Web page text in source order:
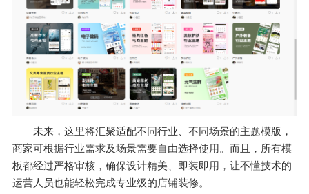
未来，这里将汇聚适配不同行业、不同场景的主题模版，
商家可根据行业需求及场景需要自由选择使用。而且，所有模
板都经过严格审核，确保设计精美、即装即用，让不懂技术的
运营人员也能轻松完成专业级的店铺装修。